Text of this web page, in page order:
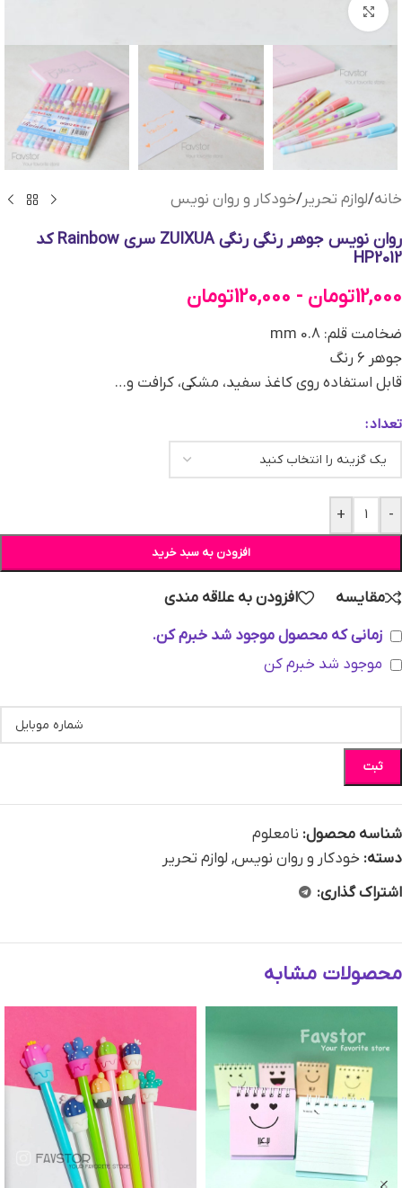
بزرگنمایی تصویر
خانه/لوازم تحریر/خودکار و روان نویس
روان نویس جوهر رنگی رنگی ZUIXUA سری Rainbow کد
HP2012
12,000تومان -
120,000تومان
ضخامت قلم: 0.8 mm
جوهر 6 رنگ
قابل استفاده روی کاغذ سفید، مشکی، کرافت و…
تعداد
-
+
افزودن به سبد خرید
مقایسه
افزودن به علاقه مندی
زمانی که محصول موجود شد خبرم کن.
موجود شد خبرم کن
ثبت
شناسه محصول: نامعلوم
دسته: خودکار و روان نویس, لوازم تحریر
اشتراک گذاری:
محصولات مشابه